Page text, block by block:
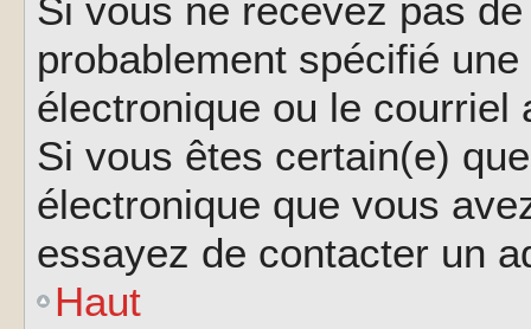
Si vous ne recevez pas
probablement spécifié
électronique ou le courriel
Si vous êtes certain(e)
électronique que vous
essayez de contacter un
Haut